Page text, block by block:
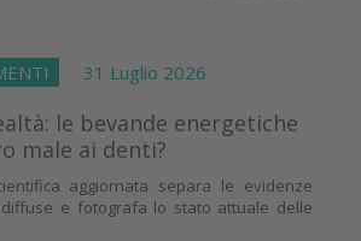
31 Luglio 2026
le bevande energetiche
male ai denti?
aggiornata separa le evidenze
e fotografa lo stato attuale delle